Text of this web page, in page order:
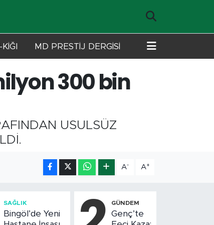
MD PRESTİJ DERGİSİ
300 bin
USULSÜZ
A- A+
SAĞLIK
Bingöl’de Yeni
GÜNDEM
Genç’te